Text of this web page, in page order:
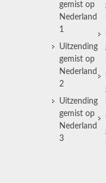
gemist op
Nederland
1
Uitzending
gemist op
Nederland
2
Uitzending
gemist op
Nederland
3